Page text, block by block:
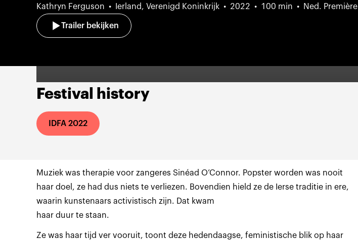
Kathryn Ferguson Ierland, Verenigd Koninkrijk 2022 100 min Ned. Première
Trailer bekijken
Festival history
IDFA 2022
Muziek was therapie voor zangeres Sinéad O’Connor. Popster worden was nooit
haar doel, ze had dus niets te verliezen. Bovendien hield ze de Ierse traditie in ere,
waarin kunstenaars activistisch zijn. Dat kwam
haar duur te staan.
Ze was haar tijd ver vooruit, toont deze hedendaagse, feministische blik op haar